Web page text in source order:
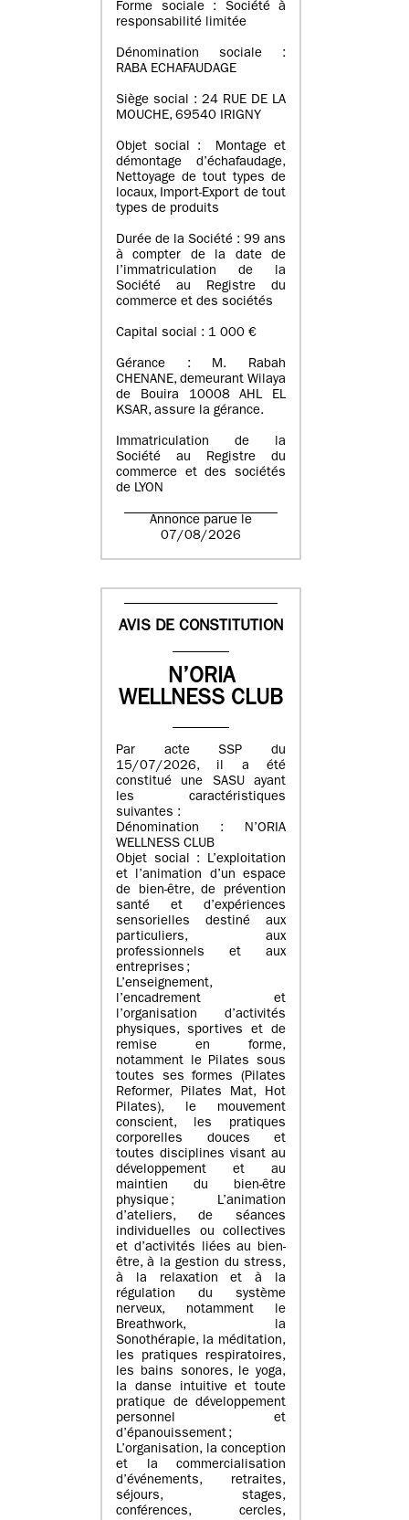
Forme sociale : Société à
responsabilité limitée
Dénomination sociale :
RABA ECHAFAUDAGE
Siège social : 24 RUE DE LA
MOUCHE, 69540 IRIGNY
Objet social : Montage et
démontage d’échafaudage,
Nettoyage de tout types de
locaux, Import-Export de tout
types de produits
Durée de la Société : 99 ans
à compter de la date de
l’immatriculation de la
Société au Registre du
commerce et des sociétés
Capital social : 1 000 €
Gérance : M. Rabah
CHENANE, demeurant Wilaya
de Bouira 10008 AHL EL
KSAR, assure la gérance.
Immatriculation de la
Société au Registre du
commerce et des sociétés
de LYON
Annonce parue le
07/08/2026
AVIS DE CONSTITUTION
N’ORIA
WELLNESS CLUB
Par acte SSP du
15/07/2026, il a été
constitué une SASU ayant
les caractéristiques
suivantes :
Dénomination : N’ORIA
WELLNESS CLUB
Objet social : L’exploitation
et l’animation d’un espace
de bien-être, de prévention
santé et d’expériences
sensorielles destiné aux
particuliers, aux
professionnels et aux
entreprises ;
L’enseignement,
l’encadrement et
l’organisation d’activités
physiques, sportives et de
remise en forme,
notamment le Pilates sous
toutes ses formes (Pilates
Reformer, Pilates Mat, Hot
Pilates), le mouvement
conscient, les pratiques
corporelles douces et
toutes disciplines visant au
développement et au
maintien du bien-être
physique ; L’animation
d’ateliers, de séances
individuelles ou collectives
et d’activités liées au bien-
être, à la gestion du stress,
à la relaxation et à la
régulation du système
nerveux, notamment le
Breathwork, la
Sonothérapie, la méditation,
les pratiques respiratoires,
les bains sonores, le yoga,
la danse intuitive et toute
pratique de développement
personnel et
d’épanouissement ;
L’organisation, la conception
et la commercialisation
d’événements, retraites,
séjours, stages,
conférences, cercles,